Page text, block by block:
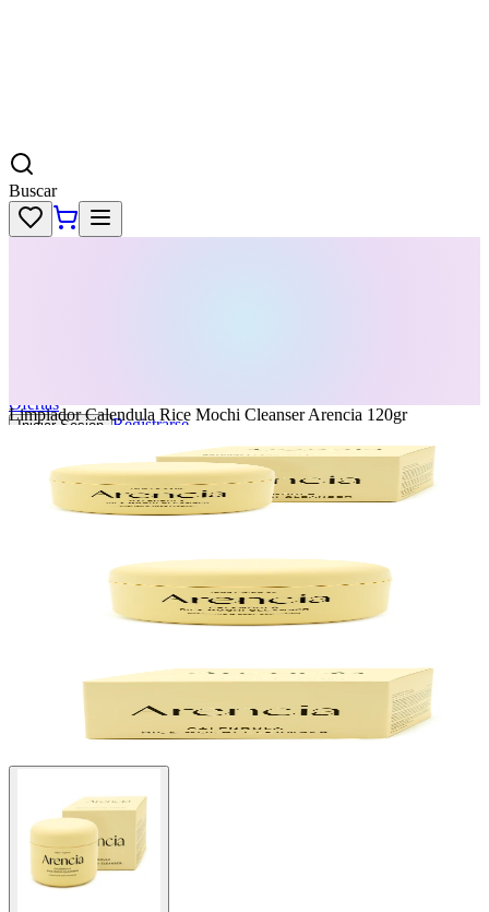
Buscar
Ofertas
Iniciar Sesion Registrarse
Limpiador Calendula Rice Mochi Cleanser Arencia 120gr